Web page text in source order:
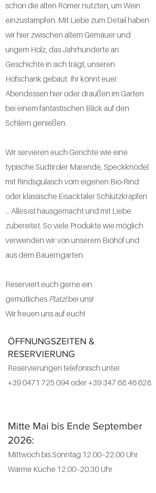
schon die alten Römer nutzten, um Wein
einzustampfen. Mit Liebe zum Detail haben
wir hier zwischen altem Gemäuer und
urigem Holz, das Jahrhunderte an
Geschichte in sich trägt, unseren
Hofschank gebaut. Ihr könnt euer
Abendessen hier oder draußen im Garten
bei einem fantastischen Blick auf den
Schlern genießen.
Wir servieren euch Gerichte wie eine
typische Südtiroler Marende, Speckknödel
mit Rindsgulasch vom eigenen Bio-Rind
oder klassische Eisacktaler Schlutzkrapfen
… Alles ist hausgemacht und mit Liebe
zubereitet. So viele Produkte wie möglich
verwenden wir von unserem Biohof und
aus dem Bauerngarten.
Reserviert euch gerne ein
gemütliches Platzlbei uns!
Wir freuen uns auf euch!
ÖFFNUNGSZEITEN &
RESERVIERUNG
Reservierungen telefonisch unter
+39 0471 725 094 oder +39 347 68 46 628
Mitte Mai bis Ende September
2026:
Mittwoch bis Sonntag 12.00–22.00 Uhr
Warme Küche 12.00–20.30 Uhr